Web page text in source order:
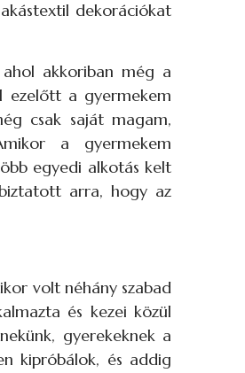
dekorációkat
akkoriban még a
ezelőtt a gyermekem
csak saját magam,
a gyermekem
egyedi alkotás kelt
arra, hogy az
volt néhány szabad
és kezei közül
gyerekeknek a
kipróbálok, és addig